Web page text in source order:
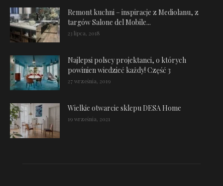
Remont kuchni – inspiracje z Mediolanu, z
targów Salone del Mobile...
23 lipca, 2018
Najlepsi polscy projektanci, o których
powinien wiedzieć każdy! Część 3
27 września, 2019
Wielkie otwarcie sklepu DESA Home
19 września, 2021